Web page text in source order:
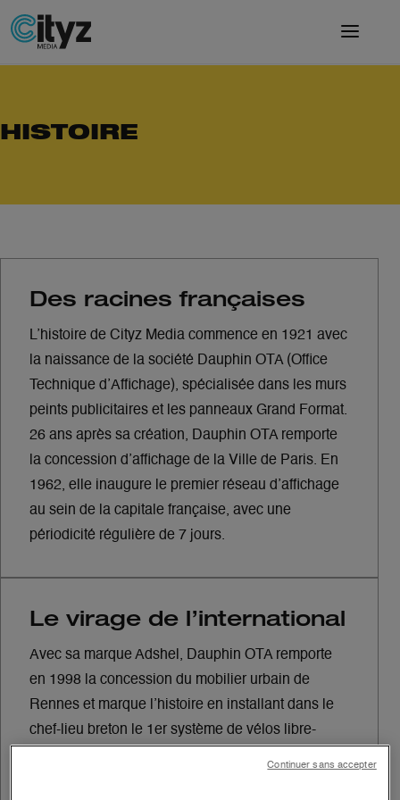
HISTOIRE
Des racines françaises
L’histoire de Cityz Media commence en 1921 avec
la naissance de la société Dauphin OTA (Office
Technique d’Affichage), spécialisée dans les murs
peints publicitaires et les panneaux Grand Format.
26 ans après sa création, Dauphin OTA remporte
la concession d’affichage de la Ville de Paris. En
1962, elle inaugure le premier réseau d’affichage
au sein de la capitale française, avec une
périodicité régulière de 7 jours.
Le virage de l’international
Avec sa marque Adshel, Dauphin OTA remporte
en 1998 la concession du mobilier urbain de
Rennes et marque l’histoire en installant dans le
chef-lieu breton le 1er système de vélos libre-
Continuer sans accepter